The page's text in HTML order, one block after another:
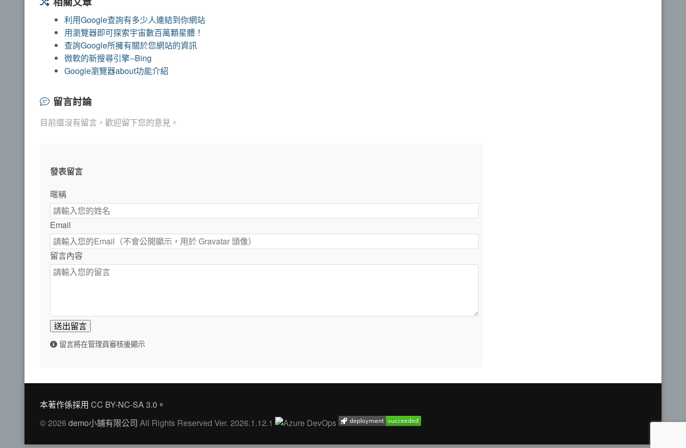
利用Google查詢有多少人連結到你網站
用瀏覽器即可探索宇宙數百萬顆星體！
查詢Google所擁有關於您網站的資訊
微軟的新搜尋引擎--Bing
Google瀏覽器about功能介紹
留言討論
目前還沒有留言，歡迎留下您的意見。
發表留言
暱稱
Email
留言內容
送出留言
留言將在管理員審核後顯示
本著作係採用 CC BY-NC-SA 3.0 。
© 2026 demo小鋪有限公司 All Rights Reserved Ver. 2026.1.12.1